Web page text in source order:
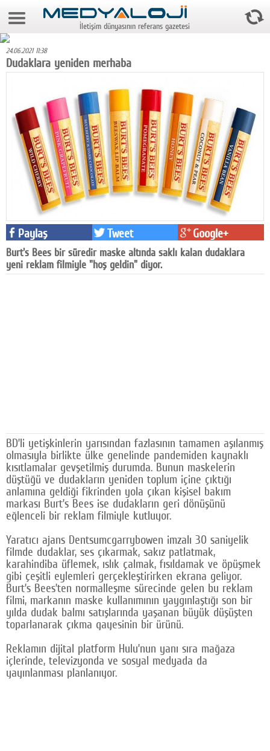
6 Ağustos 2026 11:06:45
Foto Galeri
Gazeteler
Medya
Reyting-tiraj
Teknoloji
Televizyon
Dünya
Pr
Yazarlar
Künye
SOSYAL MEDYA
Facebook
Google Plus
© 2026 TÜM HAKLARI SAKLIDIR
İletişim dünyasının referans gazetesi
24.06.2021 11:38
Dudaklara yeniden merhaba
Paylaş Tweet Google+
Burt's Bees bir süredir maske altında saklı kalan dudaklara
yeni reklam filmiyle "hoş geldin" diyor.
BD’li yetişkinlerin yarısından fazlasının tamamen aşılanmış
olmasıyla birlikte ülke genelinde pandemiden kaynaklı
kısıtlamalar gevşetilmiş durumda. Bunun maskelerin
düştüğü ve dudakların yeniden toplum içine çıktığı
anlamına geldiği fikrinden yola çıkan kişisel bakım
markası Burt’s Bees ise dudakların geri dönüşünü
eğlenceli bir reklam filmiyle kutluyor.
Yaratıcı ajans Dentsumcgarrybowen imzalı 30 saniyelik
filmde dudaklar, ses çıkarmak, sakız patlatmak,
karahindiba üflemek, ıslık çalmak, fısıldamak ve öpüşmek
gibi çeşitli eylemleri gerçekleştirirken ekrana geliyor.
Burt’s Bees’ten normalleşme sürecinde gelen bu reklam
filmi, markanın maske kullanımının yaygınlaştığı son bir
yılda dudak balmı satışlarında yaşanan büyük düşüşten
toparlanarak çıkma gayesinin bir ürünü.
Reklamın dijital platform Hulu’nun yanı sıra mağaza
içlerinde, televizyonda ve sosyal medyada da
yayınlanması planlanıyor.